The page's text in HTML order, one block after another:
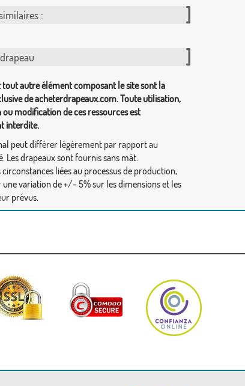
:
tout autre élément composant le site sont la
de acheterdrapeaux.com. Toute utilisation,
modification de ces ressources est
interdite.
peut différer légèrement par rapport au
Les drapeaux sont fournis sans mât.
circonstances liées au processus de production,
une variation de +/- 5% sur les dimensions et les
prévus.